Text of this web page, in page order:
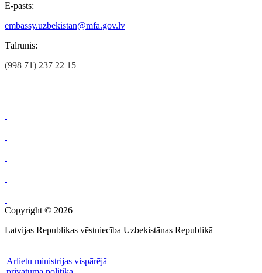
E-pasts:
embassy.uzbekistan@mfa.gov.lv
Tālrunis:
(998 71) 237 22 15
Copyright © 2026
Latvijas Republikas vēstniecība Uzbekistānas Republikā
Ārlietu ministrijas vispārējā